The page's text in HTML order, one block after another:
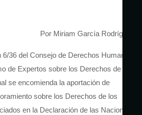
Por Miriam García Rodríguez
36 del Consejo de Derechos Humanos,
de Expertos sobre los Derechos de los
se encomienda la aportación de
sobre los Derechos de los
en la Declaración de las Naciones